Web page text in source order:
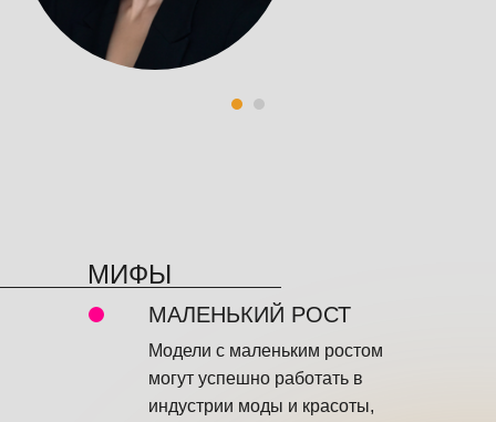
МИФЫ
Модели с маленьким ростом
могут успешно работать в
индустрии моды и красоты,
МАЛЕНЬКИЙ РОСТ